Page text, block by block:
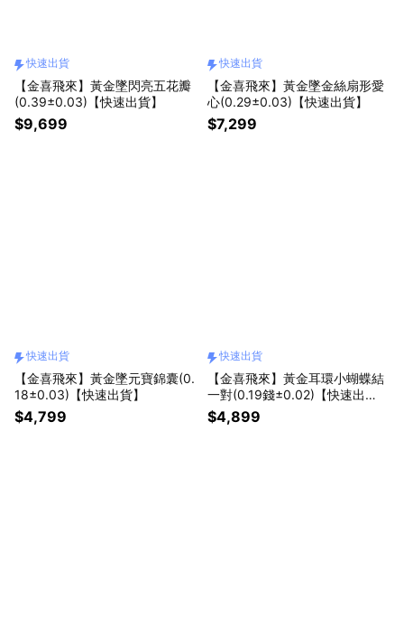
快速出貨
【金喜飛來】黃金墜閃亮五花瓣
(0.39±0.03)【快速出貨】
$9,699
快速出貨
【金喜飛來】黃金墜金絲扇形愛
心(0.29±0.03)【快速出貨】
$7,299
快速出貨
【金喜飛來】黃金墜元寶錦囊(0.
18±0.03)【快速出貨】
$4,799
快速出貨
【金喜飛來】黃金耳環小蝴蝶結
一對(0.19錢±0.02)【快速出
貨】
$4,899